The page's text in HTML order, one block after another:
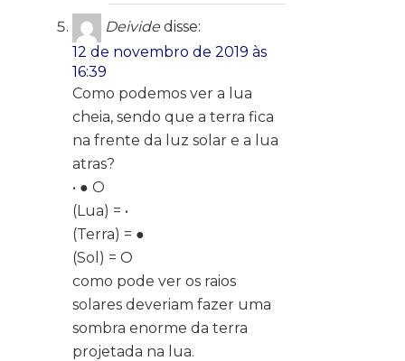
Deivide disse:
12 de novembro de 2019 às
16:39
Como podemos ver a lua
cheia, sendo que a terra fica
na frente da luz solar e a lua
atras?
• ● O
(Lua) = •
(Terra) = ●
(Sol) = O
como pode ver os raios
solares deveriam fazer uma
sombra enorme da terra
projetada na lua.